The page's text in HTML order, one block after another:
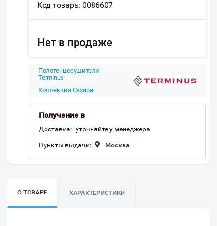
Код товара: 0086607
Нет в продаже
Полотенцесушители
Terminus
Коллекция Сахара
Получение в
Доставка: уточняйте у менеджера
Пункты выдачи: Москва
О ТОВАРЕ ХАРАКТЕРИСТИКИ